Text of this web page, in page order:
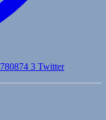
3 Twitter